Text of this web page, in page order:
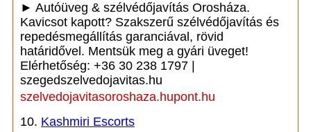
► Autóüveg & szélvédőjavítás Orosháza.
Kavicsot kapott? Szakszerű szélvédőjavítás és
repedésmegállítás garanciával, rövid
határidővel. Mentsük meg a gyári üveget!
Elérhetőség: +36 30 238 1797 |
szegedszelvedojavitas.hu
szelvedojavitasoroshaza.hupont.hu
10. Kashmiri Escorts